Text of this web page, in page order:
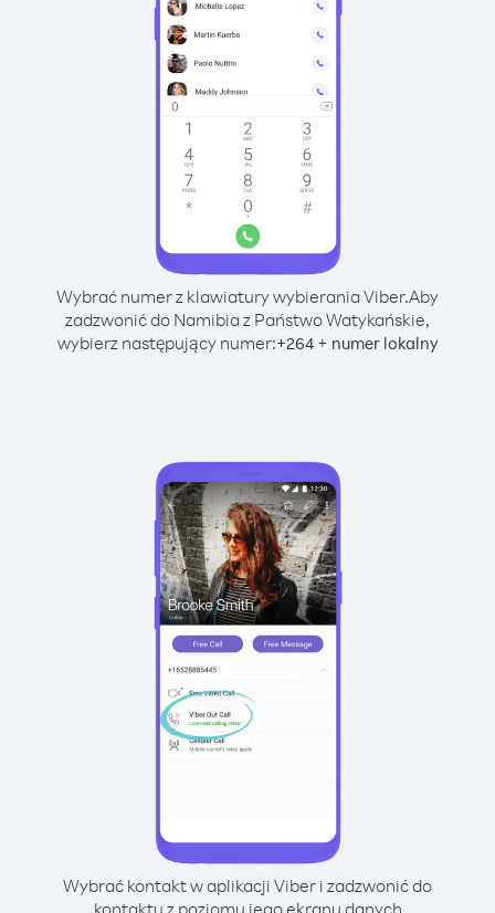
Wybrać numer z klawiatury wybierania Viber.Aby
zadzwonić do Namibia z Państwo Watykańskie,
wybierz następujący numer:+264+ numer lokalny
Wybrać kontakt w aplikacji Viber i zadzwonić do
kontaktu z poziomu jego ekranu danych